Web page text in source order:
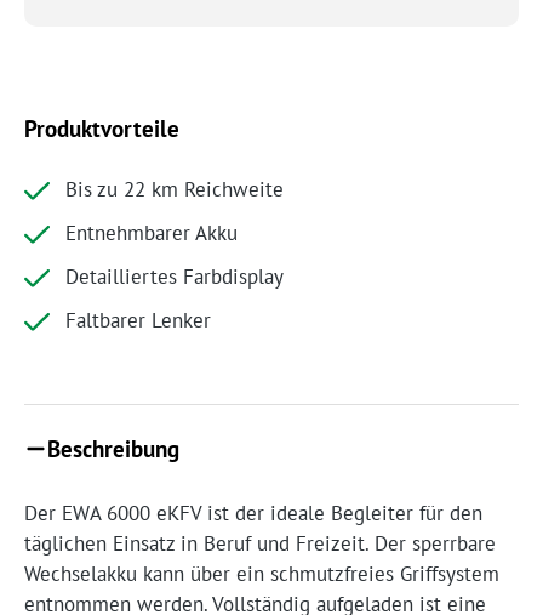
Produktvorteile
Bis zu 22 km Reichweite
Entnehmbarer Akku
Detailliertes Farbdisplay
Faltbarer Lenker
Beschreibung
Der EWA 6000 eKFV ist der ideale Begleiter für den
täglichen Einsatz in Beruf und Freizeit. Der sperrbare
Wechselakku kann über ein schmutzfreies Griffsystem
entnommen werden. Vollständig aufgeladen ist eine